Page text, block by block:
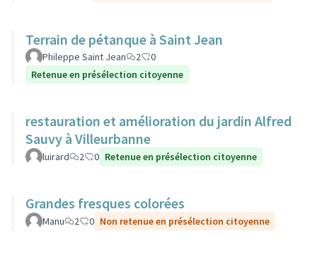
Terrain de pétanque à Saint Jean
Phileppe Saint Jean 2
0
Retenue en présélection citoyenne
restauration et amélioration du jardin Alfred
Sauvy à Villeurbanne
luirard 2 0 Retenue en présélection citoyenne
Grandes fresques colorées
Manu 2 0 Non retenue en présélection citoyenne